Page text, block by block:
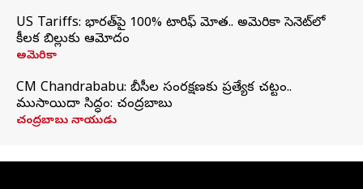
US Tariffs: భారత్‌పై 100% టారిఫ్‌ మోత.. అమెరికా సెనెట్‌లో
కీలక బిల్లుకు ఆమోదం
అమెరికా
CM Chandrababu: బీసీల సంరక్షణకు ప్రత్యేక చట్టం..
ముసాయిదా సిద్ధం: చంద్రబాబు
చంద్రబాబు నాయుడు